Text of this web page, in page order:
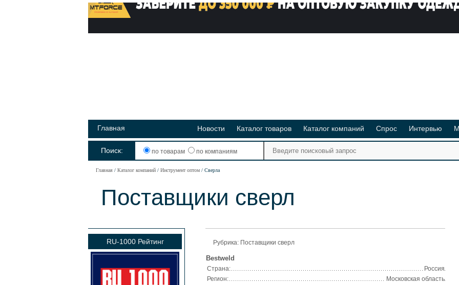
Главная Новости Каталог товаров Каталог компаний Спрос Интервью
Поиск: по товарам по компаниям
Главная Каталог компаний Инструмент оптом Сверла
Поставщики сверл
RU-1000 Рейтинг Рубрика: Поставщики сверл
Bestweld
Страна:
Россия
Регион:
Московская область